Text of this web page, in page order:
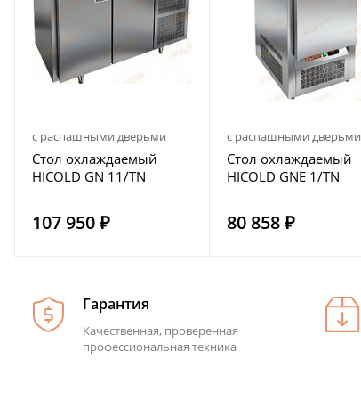
с распашными дверьми
Стол охлаждаемый
HICOLD GN 11/TN
107 950 ₽
с распашными дверьми
Стол охлаждаемый
HICOLD GNE 1/TN
80 858 ₽
Гарантия
Качественная, проверенная
профессиональная техника